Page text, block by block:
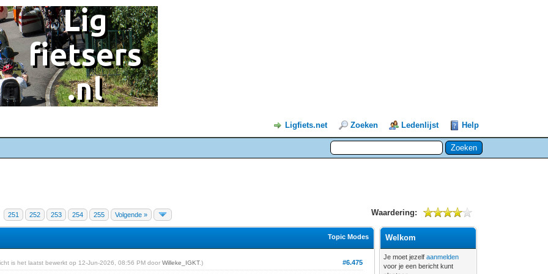
Ligfiets.net Zoeken Ledenlijst Help
251 252 253 254 255 Volgende » Waardering:
Topic Modes
#6.475
is het laatst bewerkt op 12-Jun-2026, 08:56 PM doorWilleke_IGKT.)
Welkom
Je moet jezelfaanmelden
voor je een bericht kunt